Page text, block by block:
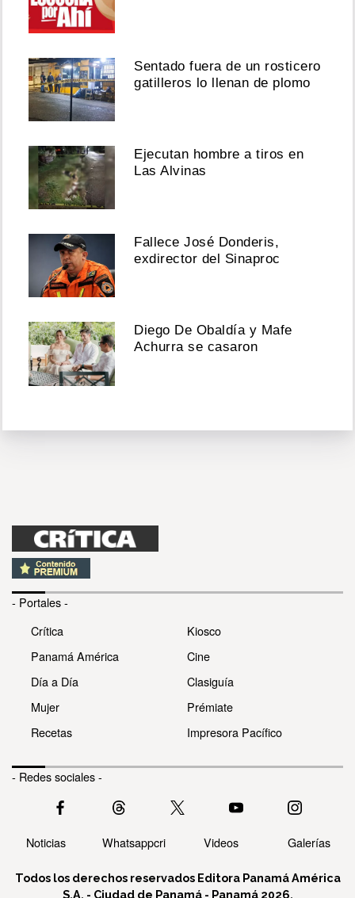
Sentado fuera de un rosticero
gatilleros lo llenan de plomo
Ejecutan hombre a tiros en
Las Alvinas
Fallece José Donderis,
exdirector del Sinaproc
Diego De Obaldía y Mafe
Achurra se casaron
- Portales -
Crítica
Panamá América
Día a Día
Mujer
Recetas
Kiosco
Cine
Clasiguía
Prémiate
Impresora Pacífico
- Redes sociales -
Noticias Whatsappcri Videos Galerías
Todos los derechos reservados Editora Panamá América
S.A. - Ciudad de Panamá - Panamá 2026.